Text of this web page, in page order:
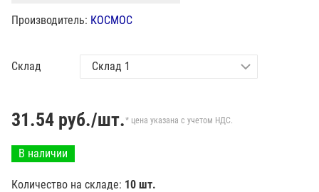
Производитель: КОСМОС
Склад
31.54 руб./шт.* цена указана с учетом НДС.
В наличии
Количество на складе: 10 шт.